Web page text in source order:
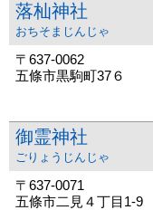
落杣神社
おちそまじんじゃ
〒637-0062
五條市黒駒町37６
御霊神社
ごりょうじんじゃ
〒637-0071
五條市二見４丁目1-9